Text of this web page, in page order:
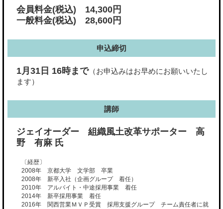
会員料金(税込) 14,300円
一般料金(税込) 28,600円
申込締切
1月31日 16時まで（お申込みはお早めにお願いいたし
ます）
講師
ジェイオーダー 組織風土改革サポーター 高
野 有麻 氏
〔経歴〕
2008年 京都大学 文学部 卒業
2008年 新卒入社（企画グループ 着任）
2010年 アルバイト・中途採用事業 着任
2014年 新卒採用事業 着任
2016年 関西営業ＭＶＰ受賞 採用支援グループ チーム責任者に就